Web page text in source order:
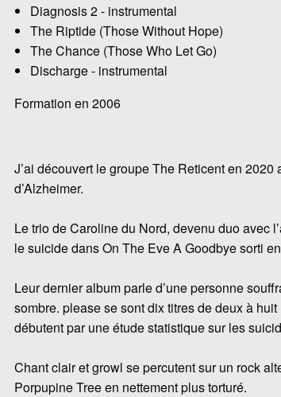
Diagnosis 2 - instrumental
The Riptide (Those Without Hope)
The Chance (Those Who Let Go)
Discharge - instrumental
Formation en 2006
J’ai découvert le groupe The Reticent en
d’Alzheimer.
Le trio de Caroline du Nord, devenu duo avec
le suicide dans On The Eve A Goodbye sorti
Leur dernier album parle d’une personne
sombre. please se sont dix titres de deux à
débutent par une étude statistique sur les
Chant clair et growl se percutent sur un rock
Porpupine Tree en nettement plus torturé.